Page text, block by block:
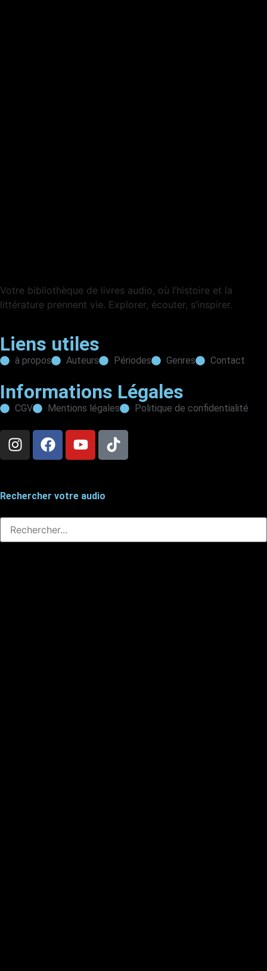
Votre bibliothèque de livres audio, où l’histoire et la
littérature prennent vie. Explorer, écouter, s’inspirer.
Liens utiles
à propos Auteurs Périodes Genres Contact
Informations Légales
CGV Mentions légales Politique de confidentialité
Rechercher votre audio